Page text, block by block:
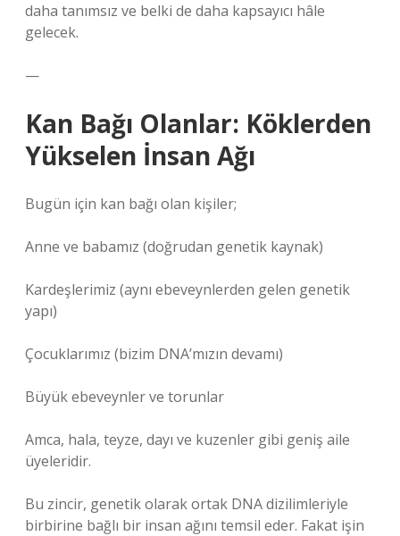
daha tanımsız ve belki de daha kapsayıcı hâle
gelecek.
—
Kan Bağı Olanlar: Köklerden
Yükselen İnsan Ağı
Bugün için kan bağı olan kişiler;
Anne ve babamız (doğrudan genetik kaynak)
Kardeşlerimiz (aynı ebeveynlerden gelen genetik
yapı)
Çocuklarımız (bizim DNA’mızın devamı)
Büyük ebeveynler ve torunlar
Amca, hala, teyze, dayı ve kuzenler gibi geniş aile
üyeleridir.
Bu zincir, genetik olarak ortak DNA dizilimleriyle
birbirine bağlı bir insan ağını temsil eder. Fakat işin